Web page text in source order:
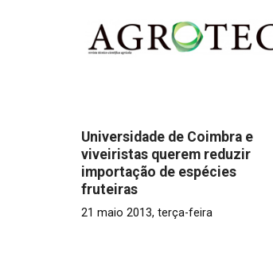
Universidade de Coimbra e
viveiristas querem reduzir
importação de espécies
fruteiras
21 maio 2013, terça-feira